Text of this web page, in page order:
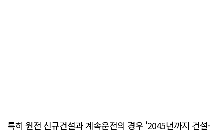
특히 원전 신규건설과 계속운전의 경우 '2045년까지 건설·